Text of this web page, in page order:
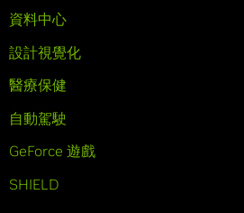
資料中心
設計視覺化
醫療保健
自動駕駛
GeForce 遊戲
SHIELD